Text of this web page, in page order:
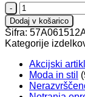
Gumi
tepihi
Škoda
Karoq
2018-
količina
Dodaj v košarico
Šifra:
Kategorije
Akcijski
Moda in stil